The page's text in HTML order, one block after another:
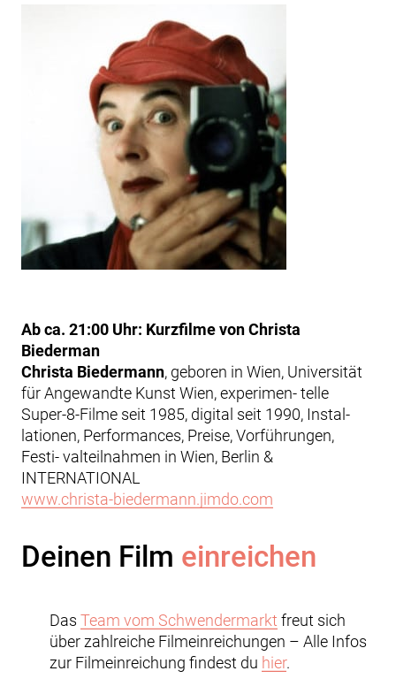
Ab ca. 21:00 Uhr: Kurzfilme von Christa
Biederman
Christa Biedermann, geboren in Wien, Universität
für Angewandte Kunst Wien, experimen- telle
Super-8-Filme seit 1985, digital seit 1990, Instal-
lationen, Performances, Preise, Vorführungen,
Festi- valteilnahmen in Wien, Berlin &
INTERNATIONAL
www.christa-biedermann.jimdo.com
Deinen Film einreichen
Das Team vom Schwendermarkt freut sich
über zahlreiche Filmeinreichungen – Alle Infos
zur Filmeinreichung findest du hier.